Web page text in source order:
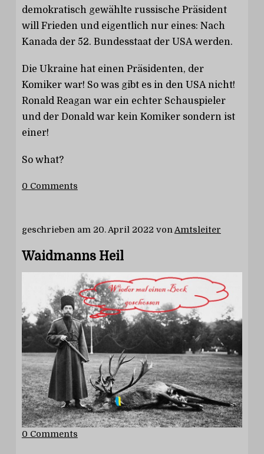
demokratisch gewählte russische Präsident
will Frieden und eigentlich nur eines: Nach
Kanada der 52. Bundesstaat der USA werden.
Die Ukraine hat einen Präsidenten, der
Komiker war! So was gibt es in den USA nicht!
Ronald Reagan war ein echter Schauspieler
und der Donald war kein Komiker sondern ist
einer!
So what?
0 Comments
geschrieben am 20. April 2022 von Amtsleiter
Waidmanns Heil
0 Comments